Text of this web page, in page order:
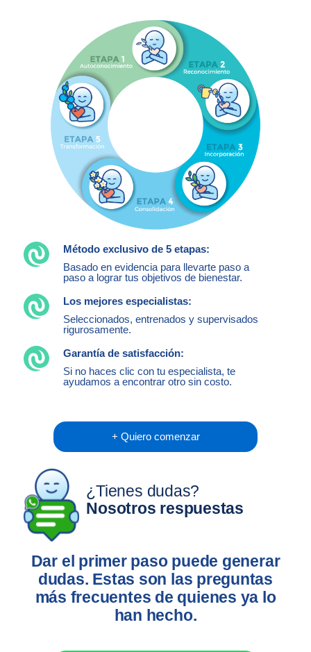
Método exclusivo de 5 etapas:
Basado en evidencia para llevarte paso a
paso a lograr tus objetivos de bienestar.
Los mejores especialistas:
Seleccionados, entrenados y supervisados
rigurosamente.
Garantía de satisfacción:
Si no haces clic con tu especialista, te
ayudamos a encontrar otro sin costo.
+ Quiero comenzar
¿Tienes dudas?
Nosotros respuestas
Dar el primer paso puede generar
dudas. Estas son las preguntas
más frecuentes de quienes ya lo
han hecho.